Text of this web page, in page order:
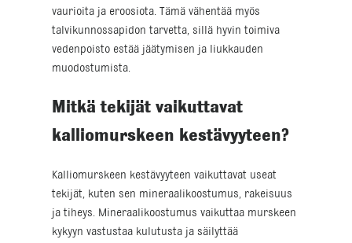
vaurioita ja eroosiota. Tämä vähentää myös
talvikunnossapidon tarvetta, sillä hyvin toimiva
vedenpoisto estää jäätymisen ja liukkauden
muodostumista.
Mitkä tekijät vaikuttavat
kalliomurskeen kestävyyteen?
Kalliomurskeen kestävyyteen vaikuttavat useat
tekijät, kuten sen mineraalikoostumus, rakeisuus
ja tiheys. Mineraalikoostumus vaikuttaa murskeen
kykyyn vastustaa kulutusta ja säilyttää